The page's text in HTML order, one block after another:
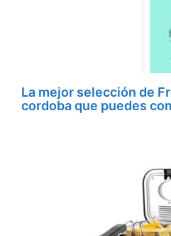
La mejor selección de
cordoba que puedes